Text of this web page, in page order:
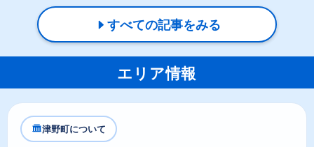
すべての記事をみる
エリア情報
津野町について